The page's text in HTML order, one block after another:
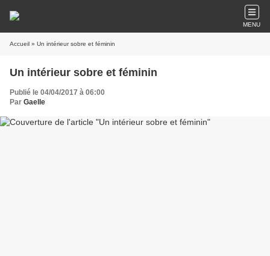
MENU
Accueil » Un intérieur sobre et féminin
Un intérieur sobre et féminin
Publié le 04/04/2017 à 06:00
Par Gaelle